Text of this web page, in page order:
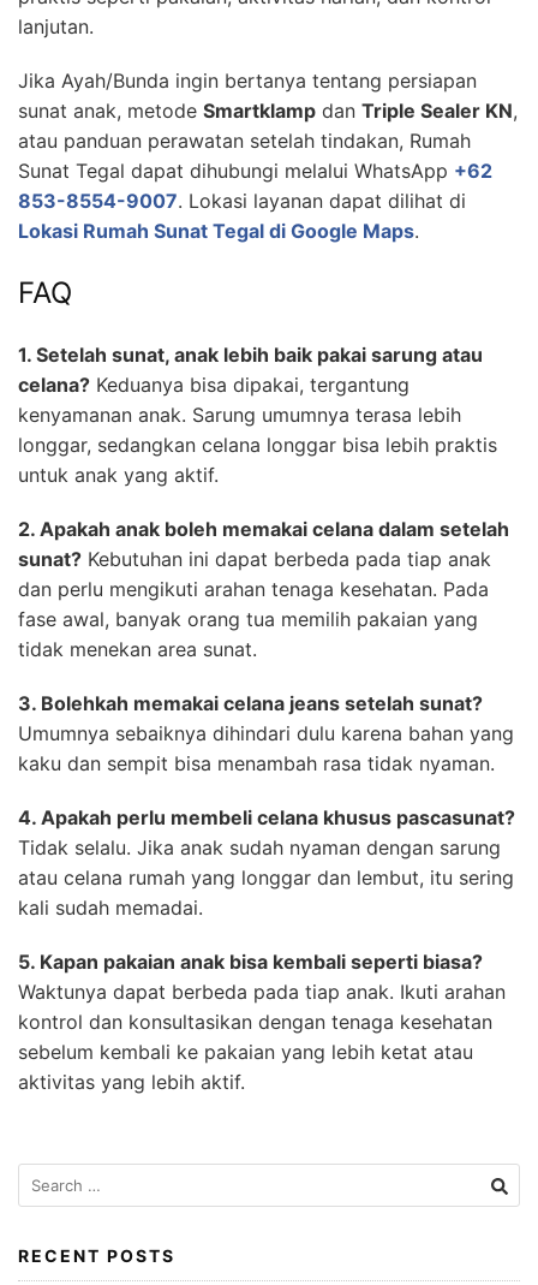
lanjutan.
Jika Ayah/Bunda ingin bertanya tentang persiapan
sunat anak, metode Smartklamp dan Triple Sealer KN,
atau panduan perawatan setelah tindakan, Rumah
Sunat Tegal dapat dihubungi melalui WhatsApp +62
853-8554-9007. Lokasi layanan dapat dilihat di
Lokasi Rumah Sunat Tegal di Google Maps.
FAQ
1. Setelah sunat, anak lebih baik pakai sarung atau
celana? Keduanya bisa dipakai, tergantung
kenyamanan anak. Sarung umumnya terasa lebih
longgar, sedangkan celana longgar bisa lebih praktis
untuk anak yang aktif.
2. Apakah anak boleh memakai celana dalam setelah
sunat? Kebutuhan ini dapat berbeda pada tiap anak
dan perlu mengikuti arahan tenaga kesehatan. Pada
fase awal, banyak orang tua memilih pakaian yang
tidak menekan area sunat.
3. Bolehkah memakai celana jeans setelah sunat?
Umumnya sebaiknya dihindari dulu karena bahan yang
kaku dan sempit bisa menambah rasa tidak nyaman.
4. Apakah perlu membeli celana khusus pascasunat?
Tidak selalu. Jika anak sudah nyaman dengan sarung
atau celana rumah yang longgar dan lembut, itu sering
kali sudah memadai.
5. Kapan pakaian anak bisa kembali seperti biasa?
Waktunya dapat berbeda pada tiap anak. Ikuti arahan
kontrol dan konsultasikan dengan tenaga kesehatan
sebelum kembali ke pakaian yang lebih ketat atau
aktivitas yang lebih aktif.
Search
for:
RECENT POSTS